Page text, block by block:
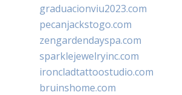
graduacionviu2023.com
pecanjackstogo.com
zengardendayspa.com
sparklejewelryinc.com
ironcladtattoostudio.com
bruinshome.com